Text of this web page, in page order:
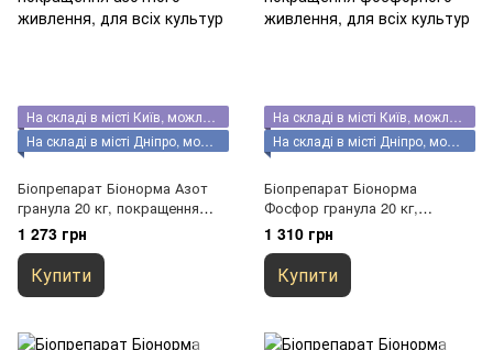
Біопрепарат Біонорма Азот
гранула 20 кг, покращення
азотного живлення, для всіх
культур
1 273 грн
Купити
Біопрепарат Біонорма
Фосфор гранула 20 кг,
покращення фосфорного
живлення, для всіх культур
1 310 грн
Купити